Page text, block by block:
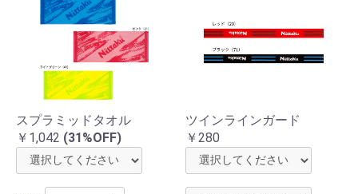
スプラミッドタオル
￥1,042 (31%OFF)
ツインラインガード
￥280